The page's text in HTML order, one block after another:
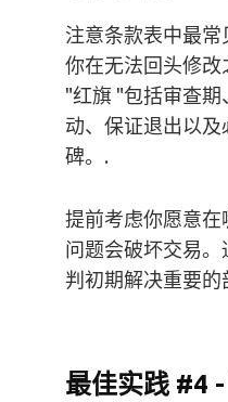
注意条款表中最
你在无法回头修
"红旗 "包括审查
动、保证退出以
碑。.
提前考虑你愿意
问题会破坏交易
判初期解决重要
最佳实践 #4